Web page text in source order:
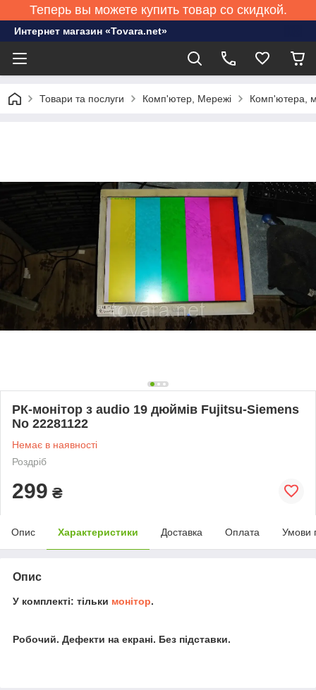
Теперь вы можете купить товар со скидкой.
Интернет магазин «Tovara.net»
Товари та послуги Комп'ютер, Мережі Комп'ютера,
РК-монітор з audio 19 дюймів Fujitsu-Siemens
No 22281122
Немає в наявності
Роздріб
299 ₴
Опис Характеристики Доставка Оплата Умови
Опис
У комплекті: тільки монітор.
Робочий. Дефекти на екрані. Без підставки.